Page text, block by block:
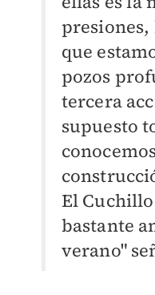
presiones,
que
pozos
tercera
supuesto
El
bastante
verano"